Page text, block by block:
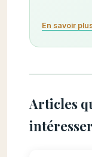
En savoir
Articles
intéresser